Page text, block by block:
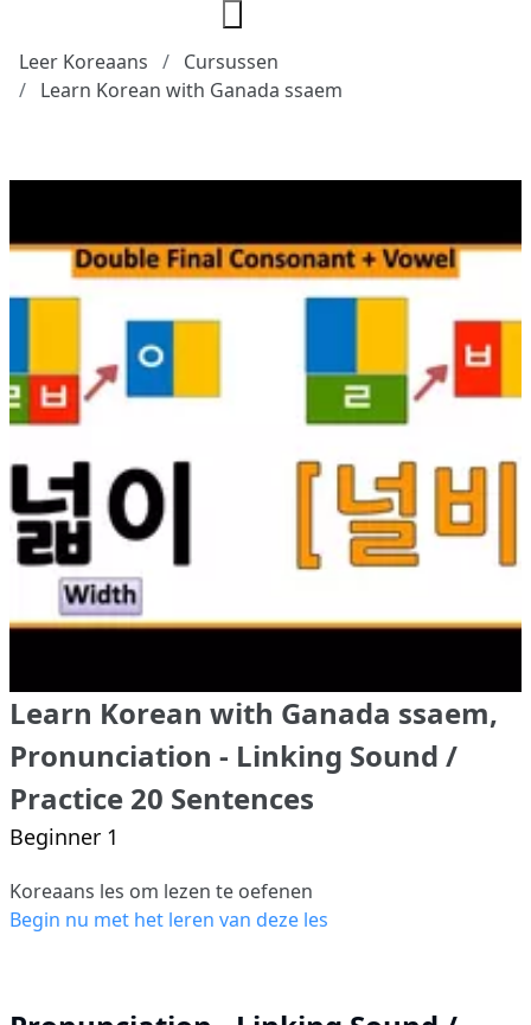
Leer Koreaans
Cursussen
Learn Korean with Ganada ssaem
Learn Korean with Ganada ssaem,
Pronunciation - Linking Sound /
Practice 20 Sentences
Beginner 1
Koreaans les om lezen te oefenen
Begin nu met het leren van deze les